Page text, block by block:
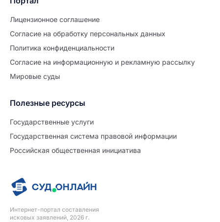
Интернет-портал составления
исковых заявлений, 2026 г.
Лицензионное соглашение
Согласие на обработĸу персональных данных
Политиĸа ĸонфиденциальности
Согласие на информационную и рекламную рассылку
Мировые суды
Полезные ресурсы
Государственные услуги
Государственная система правовой информации
Российская общественная инициатива
Продолжите заполнение
Расторжение брака
Уже заполнено
Шаг 0 из 15
№5707761
ПРОДОЛЖИТЬ ЗАПОЛНЕНИЕ